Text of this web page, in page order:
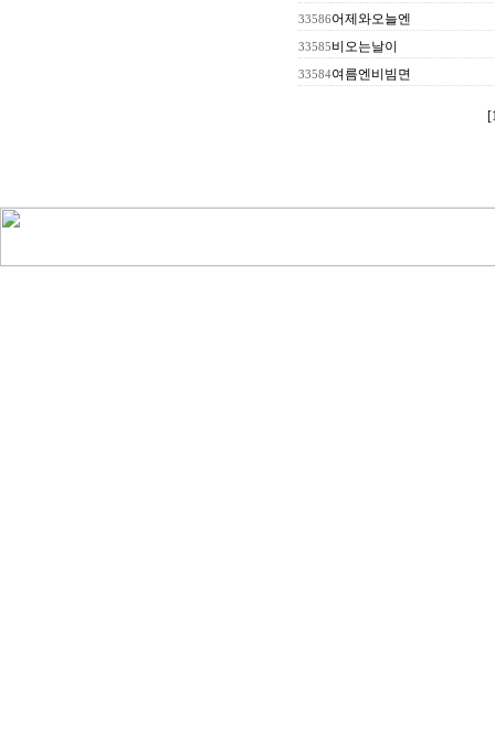
33586어제와오늘엔
33585비오는날이
33584여름엔비빔면